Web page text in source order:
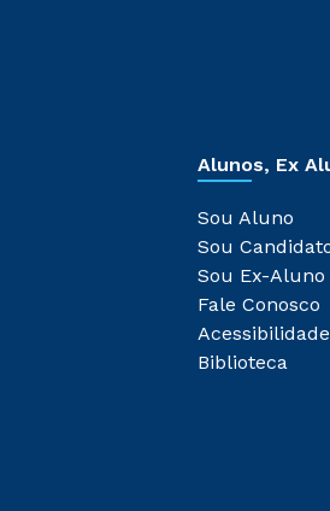
Alunos, Ex
Sou Aluno
Sou
Sou Ex-Aluno
Fale Conosco
Acessibilidade
Biblioteca